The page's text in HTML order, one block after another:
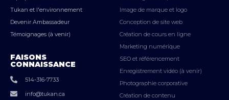
Tukan et l'environnement
Devenir Ambassadeur
Témoignages (à venir)
FAISONS
CONNAISSANCE
514-316-7733
info@tukan.ca
Image de marque et logo
Conception de site web
Création de cours en ligne
Marketing numérique
SEO et référencement
Enregistrement vidéo (à venir)
Photographie corporative
Création de contenu